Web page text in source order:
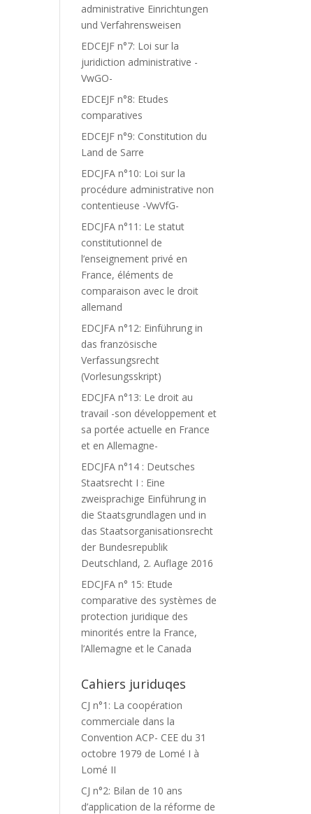
administrative Einrichtungen
und Verfahrensweisen
EDCEJF n°7: Loi sur la
juridiction administrative -
VwGO-
EDCEJF n°8: Etudes
comparatives
EDCEJF n°9: Constitution du
Land de Sarre
EDCJFA n°10: Loi sur la
procédure administrative non
contentieuse -VwVfG-
EDCJFA n°11: Le statut
constitutionnel de
l’enseignement privé en
France, éléments de
comparaison avec le droit
allemand
EDCJFA n°12: Einführung in
das französische
Verfassungsrecht
(Vorlesungsskript)
EDCJFA n°13: Le droit au
travail -son développement et
sa portée actuelle en France
et en Allemagne-
EDCJFA n°14 : Deutsches
Staatsrecht I : Eine
zweisprachige Einführung in
die Staatsgrundlagen und in
das Staatsorganisationsrecht
der Bundesrepublik
Deutschland, 2. Auflage 2016
EDCJFA n° 15: Etude
comparative des systèmes de
protection juridique des
minorités entre la France,
l’Allemagne et le Canada
Cahiers juriduqes
CJ n°1: La coopération
commerciale dans la
Convention ACP- CEE du 31
octobre 1979 de Lomé I à
Lomé II
CJ n°2: Bilan de 10 ans
d’application de la réforme de